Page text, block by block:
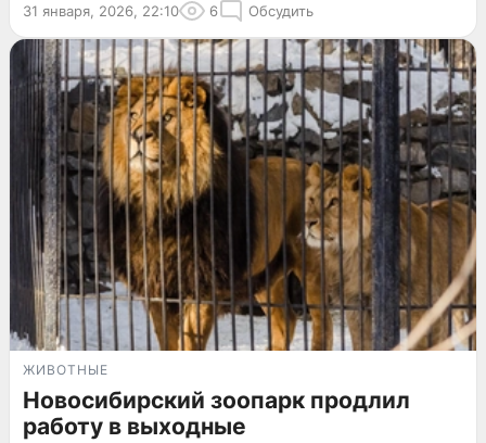
31 января, 2026, 22:10 6 Обсудить
ЖИВОТНЫЕ
Новосибирский зоопарк продлил
работу в выходные